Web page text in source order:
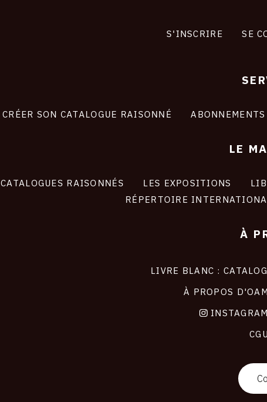
S'INSCRIRE SE
CRÉER SON CATALOGUE RAISONNÉ
LE
CATALOGUES RAISONNÉS LES EXPOSITIONS
RÉPERTOIRE
À
LIVRE BLANC :
À PROPOS D'OAM
INSTAGRAM
CGU